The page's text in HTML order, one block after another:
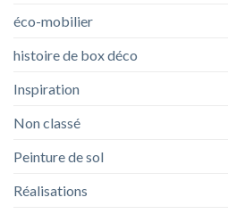
éco-mobilier
histoire de box déco
Inspiration
Non classé
Peinture de sol
Réalisations